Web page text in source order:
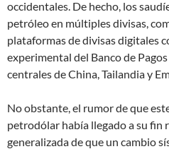
occidentales. De hecho, los
petróleo en múltiples divisas,
plataformas de divisas digitales
experimental del Banco de
centrales de China, Tailandia y
No obstante, el rumor de que
petrodólar había llegado a su fin
generalizada de que un cambio